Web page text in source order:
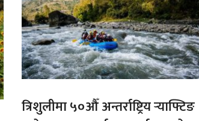
त्रिशुलीमा ५०औँ अन्तर्राष्ट्रिय र्‍याफ्टिङ